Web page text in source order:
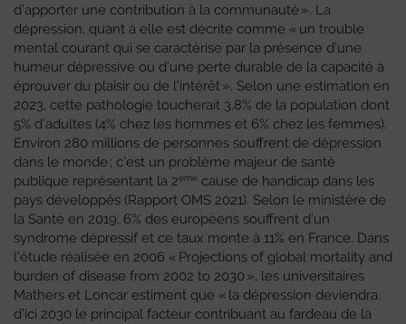
d’apporter une contribution à la communauté ». La
dépression, quant à elle est décrite comme « un trouble
mental courant qui se caractérise par la présence d’une
humeur dépressive ou d’une perte durable de la capacité à
éprouver du plaisir ou de l’intérêt ». Selon une estimation en
2023, cette pathologie toucherait 3,8% de la population dont
5% d’adultes (4% chez les hommes et 6% chez les femmes).
Environ 280 millions de personnes souffrent de dépression
dans le monde ; c’est un problème majeur de santé
publique représentant la 2ème cause de handicap dans les
pays développés (Rapport OMS 2021). Selon le ministère de
la Santé en 2019, 6% des européens souffrent d’un
syndrome dépressif et ce taux monte à 11% en France. Dans
l’étude réalisée en 2006 « Projections of global mortality and
burden of disease from 2002 to 2030 », les universitaires
Mathers et Loncar estiment que « la dépression deviendra
d’ici 2030 le principal facteur contribuant au fardeau de la